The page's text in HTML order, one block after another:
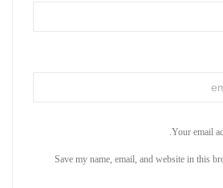
Your email
Save my name, email, and website in this